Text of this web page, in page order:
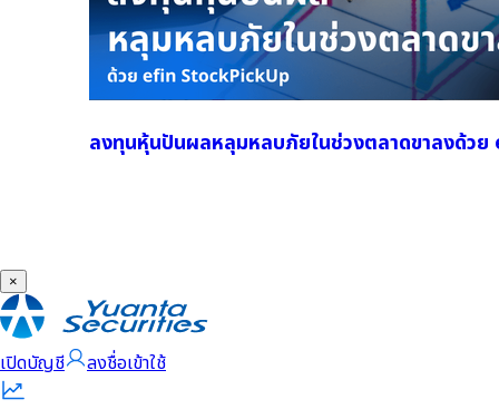
ลงทุนหุ้นปันผลหลุมหลบภัยในช่วงตลาดขาลงด้ว
×
เปิดบัญชี ลงชื่อเข้าใช้